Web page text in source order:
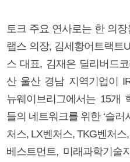
토크 주요 연사로는 한 의
랩스 의장, 김세황어트랙트
스 대표, 김재은 딜리버드
산 울산 경남 지역기업이
뉴웨이브리그에서는 15개
들의 네트워크를 위한 ‘슬러
처스, LX벤처스, TKG벤처
베스트먼트, 미래과학기술